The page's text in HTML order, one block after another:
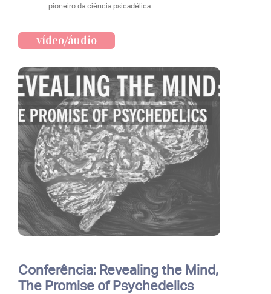
pioneiro da ciência psicadélica
vídeo/áudio
Conferência: Revealing the Mind,
The Promise of Psychedelics